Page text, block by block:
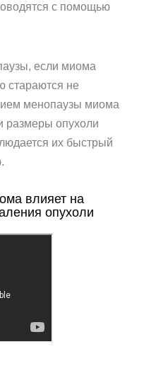
с помощью
если миома
стараются не
менопаузы миома
размеры опухоли
их быстрый
влияет на
опухоли